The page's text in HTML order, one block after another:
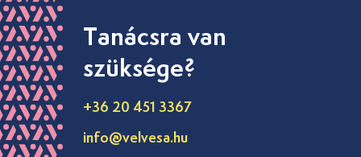
Tanácsra van
szüksége?
+36 20 451 3367
info@velvesa.hu